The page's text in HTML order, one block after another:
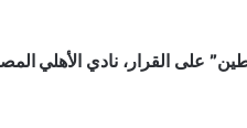
على القرار، نادي الأهلي